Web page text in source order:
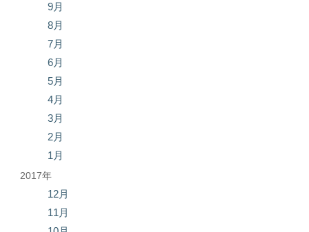
9月
8月
7月
6月
5月
4月
3月
2月
1月
2017年
12月
11月